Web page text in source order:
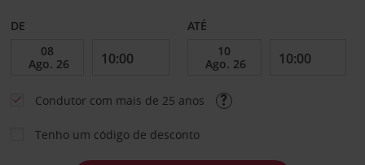
DE ATÉ
Condutor com mais de 25 anos
Tenho um código de desconto